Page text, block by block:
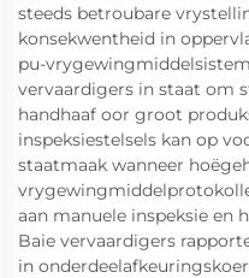
steeds betroubare
konsekwentheid in
pu-
vervaardigers in staat om
handhaaf oor groot
inspeksiestelsels kan op
staatmaak wanneer
aan manuele inspeksie en
Baie vervaardigers
in